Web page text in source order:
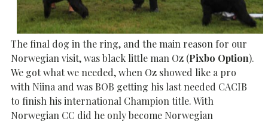
The final dog in the ring, and the main reason for our
Norwegian visit, was black little man Oz (Pixbo Option).
We got what we needed, when Oz showed like a pro
with Niina and was BOB getting his last needed CACIB
to finish his international Champion title. With
Norwegian CC did he only become Norwegian